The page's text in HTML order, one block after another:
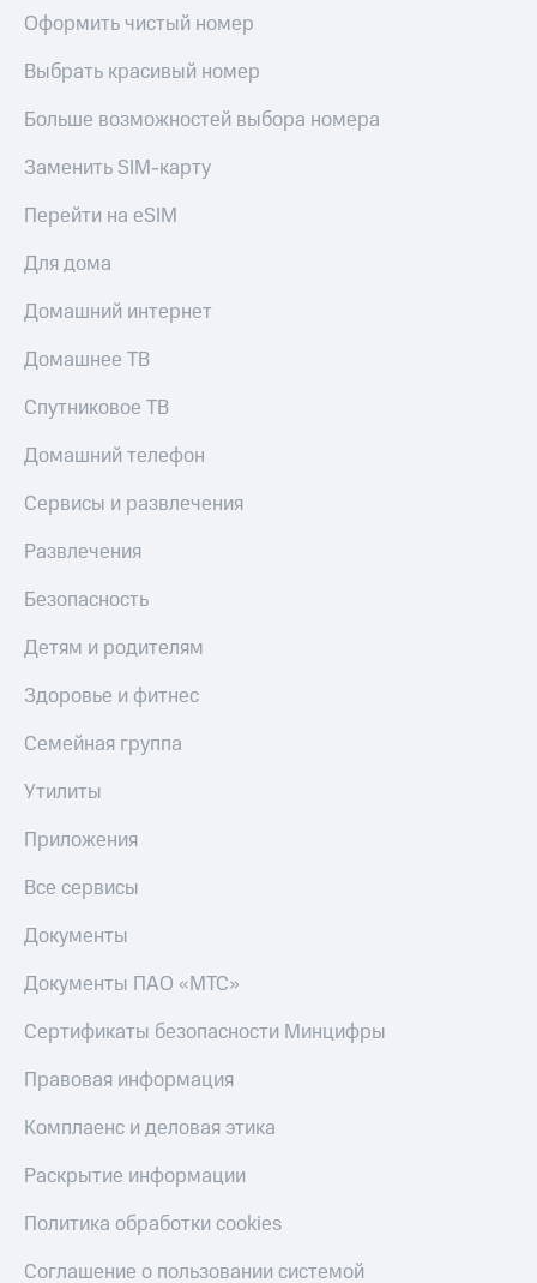
Оформить чистый номер
Выбрать красивый номер
Больше возможностей выбора номера
Заменить SIM-карту
Перейти на eSIM
Для дома
Домашний интернет
Домашнее ТВ
Спутниковое ТВ
Домашний телефон
Сервисы и развлечения
Развлечения
Безопасность
Детям и родителям
Здоровье и фитнес
Семейная группа
Утилиты
Приложения
Все сервисы
Документы
Документы ПАО «МТС»
Сертификаты безопасности Минцифры
Правовая информация
Комплаенс и деловая этика
Раскрытие информации
Политика обработки cookies
Соглашение о пользовании системой